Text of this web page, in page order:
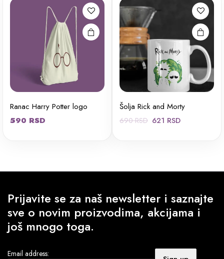
Ranac Harry Potter logo
590 RSD
Šolja Rick and Morty
690RSD Originalna
621 RSDTrenutna
Prijavite se za naš newsletter i saznajte
sve o novim proizvodima, akcijama i
još mnogo toga.
Email address: